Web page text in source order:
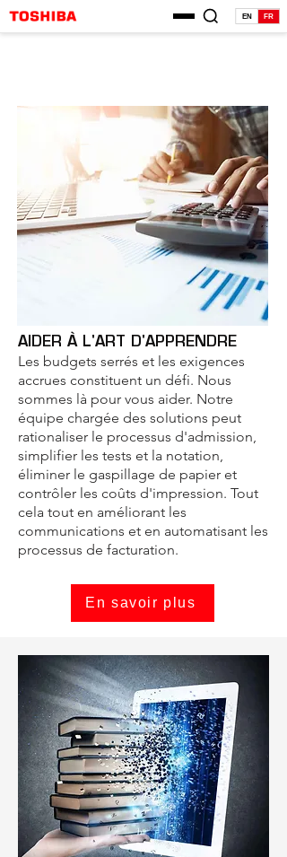
EN FR
AIDER À L'ART D'APPRENDRE
Les budgets serrés et les exigences
accrues constituent un défi. Nous
sommes là pour vous aider. Notre
équipe chargée des solutions peut
rationaliser le processus d'admission,
simplifier les tests et la notation,
éliminer le gaspillage de papier et
contrôler les coûts d'impression. Tout
cela tout en améliorant les
communications et en automatisant les
processus de facturation.
En savoir plus